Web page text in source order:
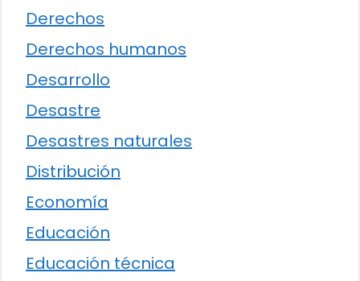
Derechos
Derechos humanos
Desarrollo
Desastre
Desastres naturales
Distribución
Economía
Educación
Educación técnica